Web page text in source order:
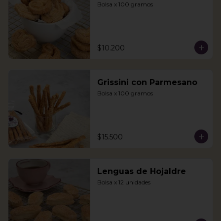
Bolsa x 100 gramos
$10.200
Grissini con Parmesano
Bolsa x 100 gramos
$15.500
Lenguas de Hojaldre
Bolsa x 12 unidades